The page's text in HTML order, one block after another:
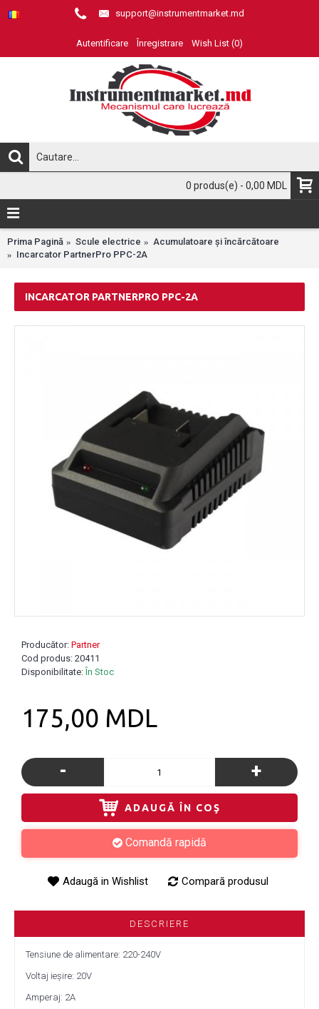
support@instrumentmarket.md
Autentificare Înregistrare Wish List (0)
0 produs(e) - 0,00 MDL
Prima Pagină Scule electrice
Acumulatoare și încărcătoare
Incarcator PartnerPro PPC-2A
INCARCATOR PARTNERPRO PPC-2A
Producător: Partner
Cod produs: 20411
Disponibilitate: În Stoc
175,00 MDL
- +
ADAUGĂ ÎN COŞ
Comandă rapidă
Adaugă in Wishlist Compară produsul
DESCRIERE
Tensiune de alimentare: 220-240V
Voltaj ieșire: 20V
Amperaj: 2A